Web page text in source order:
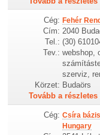
Cég: Fehér
Cím: 2040
Tel.: (30)
Tev.: webshop,
szerviz,
Körzet: Budaörs
Tovább a
Cég: Csíra
Hungary